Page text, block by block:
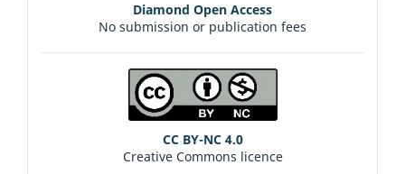
Diamond Open Access
No submission or publication fees
CC BY-NC 4.0
Creative Commons licence